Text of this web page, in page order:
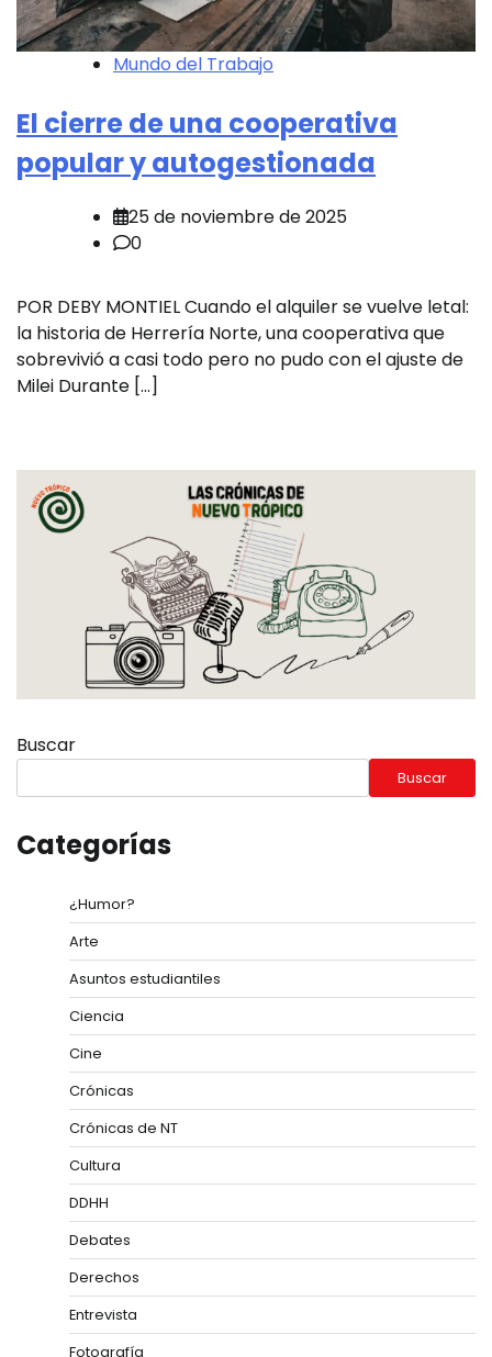
Mundo del Trabajo
El cierre de una cooperativa
popular y autogestionada
25 de noviembre de 2025
0
POR DEBY MONTIEL Cuando el alquiler se vuelve letal:
la historia de Herrería Norte, una cooperativa que
sobrevivió a casi todo pero no pudo con el ajuste de
Milei Durante […]
Buscar
Buscar
Categorías
¿Humor?
Arte
Asuntos estudiantiles
Ciencia
Cine
Crónicas
Crónicas de NT
Cultura
DDHH
Debates
Derechos
Entrevista
Fotografía